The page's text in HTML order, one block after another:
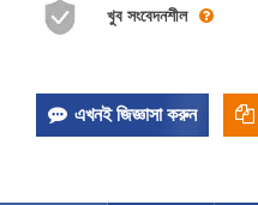
খুব সংবেদনশীল
এখনই জিজ্ঞাসা করুন